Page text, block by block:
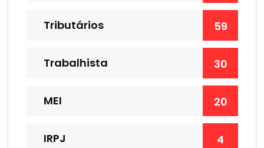
Tributários 59
Trabalhista 30
MEI 20
IRPJ 4